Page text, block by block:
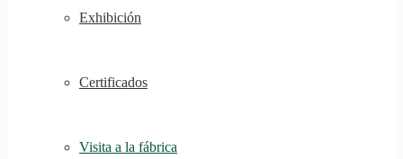
Exhibición
Certificados
Visita a la fábrica